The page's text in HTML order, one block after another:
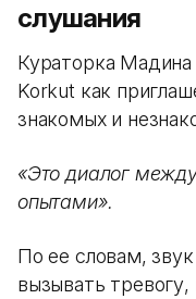
слушания
Кураторка
Korkut как
знакомых и
«Это диалог
опытами».
По ее словам,
вызывать